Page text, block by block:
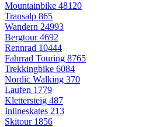
Mountainbike 48120
Transalp 865
Wandern 24993
Bergtour4692
Rennrad 10444
Fahrrad Touring 8765
Trekkingbike 6084
Nordic Walking 370
Laufen 1779
Klettersteig 487
Inlineskates 213
Skitour 1856